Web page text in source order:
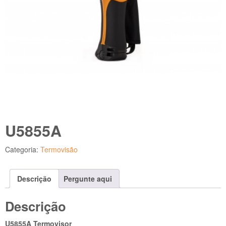
U5855A
Categoria: Termovisão
Descrição Pergunte aqui
Descrição
U5855A Termovisor